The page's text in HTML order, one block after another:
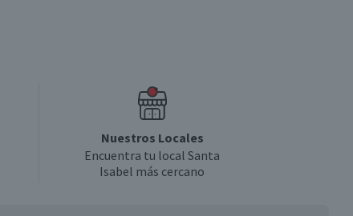
Nuestros Locales
Encuentra tu local Santa
Isabel más cercano